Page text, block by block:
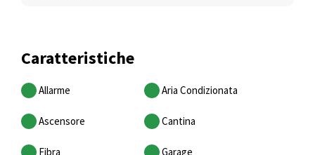
Caratteristiche
Allarme Aria Condizionata
Ascensore Cantina
Fibra Garage